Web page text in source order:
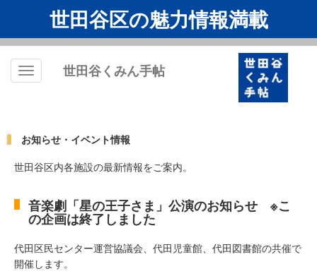
世田谷区の魅力情報満載
Toggle
世田谷くみん手帖
お知らせ・イベント情報
世田谷区内各施設の最新情報をご案内。
音楽劇「星の王子さま」公演のお知らせ ※こ
の企画は終了しました
代田区民センター運営協議会、代田児童館、代田図書館の共催で
開催します。